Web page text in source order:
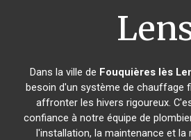
Dans la ville de Fouquières lès
besoin d'un système de chauffage
affronter les hivers rigoureux.
confiance à notre équipe de
l'installation, la maintenance et la